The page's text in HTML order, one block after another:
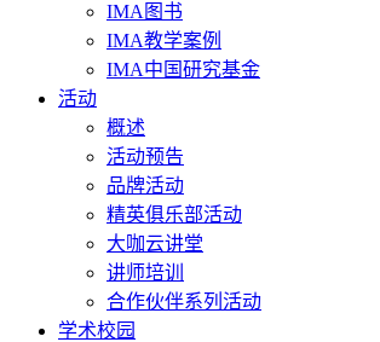
IMA图书
IMA教学案例
IMA中国研究基金
活动
概述
活动预告
品牌活动
精英俱乐部活动
大咖云讲堂
讲师培训
合作伙伴系列活动
学术校园